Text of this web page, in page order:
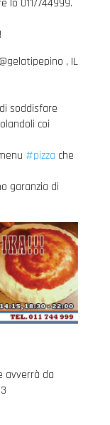
lo 011/744999.
@gelatipepino , IL
soddisfare
coi
#pizza che
garanzia di
avverrà da